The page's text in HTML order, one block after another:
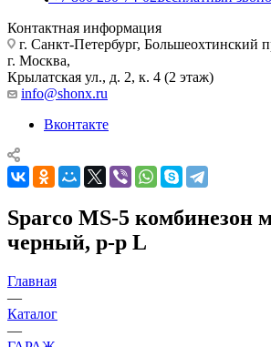
Контактная информация
г. Санкт-Петербург, Большеохтинский
г. Москва,
Крылатская ул., д. 2, к. 4 (2 этаж)
info@shonx.ru
Вконтакте
Sparco MS-5 комбинезон
черный, р-р L
Главная
—
Каталог
—